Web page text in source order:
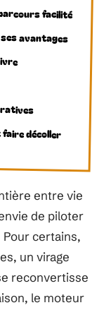
facilité
avantages
décoller
entre vie
de piloter
certains,
un virage
reconvertisse
le moteur